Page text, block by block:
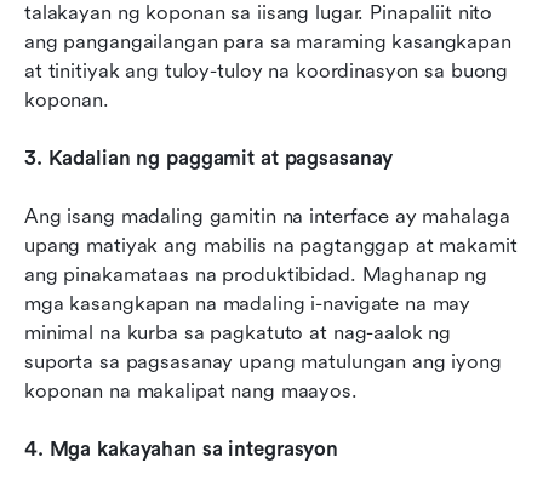
talakayan ng koponan sa iisang lugar. Pinapaliit nito
ang pangangailangan para sa maraming kasangkapan
at tinitiyak ang tuloy-tuloy na koordinasyon sa buong
koponan.
3. Kadalian ng paggamit at pagsasanay
Ang isang madaling gamitin na interface ay mahalaga
upang matiyak ang mabilis na pagtanggap at makamit
ang pinakamataas na produktibidad. Maghanap ng
mga kasangkapan na madaling i-navigate na may
minimal na kurba sa pagkatuto at nag-aalok ng
suporta sa pagsasanay upang matulungan ang iyong
koponan na makalipat nang maayos.
4. Mga kakayahan sa integrasyon